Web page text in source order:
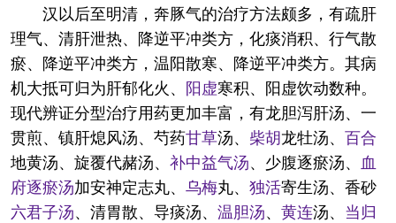
汉以后至明清，奔豚气的治疗方法颇多，有疏肝
理气、清肝泄热、降逆平冲类方，化痰消积、行气散
瘀、降逆平冲类方，温阳散寒、降逆平冲类方。其病
机大抵可归为肝郁化火、 阳虚寒积、阳虚饮动数种。
现代辨证分型治疗用药更加丰富，有龙胆泻肝汤、一
贯煎、镇肝熄风汤、芍药甘草汤、 柴胡龙牡汤、 百合
地黄汤、旋覆代赭汤、 补中益气汤、少腹逐瘀汤、 血
府逐瘀汤加安神定志丸、 乌梅丸、 独活寄生汤、香砂
六君子汤、清胃散、导痰汤、 温胆汤、 黄连汤、 当归